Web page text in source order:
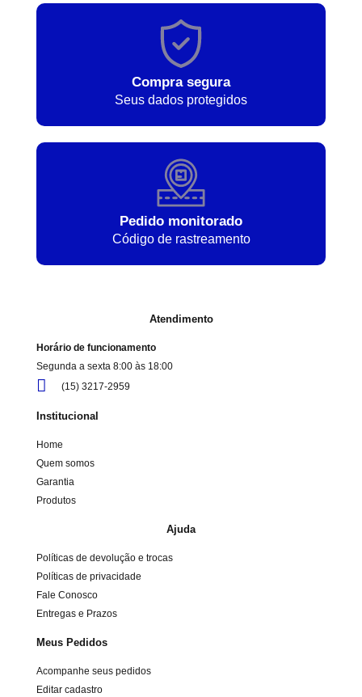
Compra segura
Seus dados protegidos
Pedido monitorado
Código de rastreamento
Atendimento
Horário de funcionamento
Segunda a sexta 8:00 às 18:00
(15) 3217-2959
Institucional
Home
Quem somos
Garantia
Produtos
Ajuda
Políticas de devolução e trocas
Políticas de privacidade
Fale Conosco
Entregas e Prazos
Meus Pedidos
Acompanhe seus pedidos
Editar cadastro